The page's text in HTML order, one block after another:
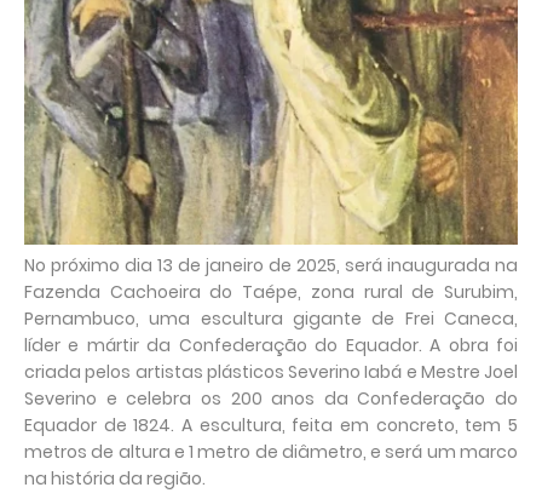
No próximo dia 13 de janeiro de 2025, será inaugurada na
Fazenda Cachoeira do Taépe, zona rural de Surubim,
Pernambuco, uma escultura gigante de Frei Caneca,
líder e mártir da Confederação do Equador. A obra foi
criada pelos artistas plásticos Severino Iabá e Mestre Joel
Severino e celebra os 200 anos da Confederação do
Equador de 1824. A escultura, feita em concreto, tem 5
metros de altura e 1 metro de diâmetro, e será um marco
na história da região.